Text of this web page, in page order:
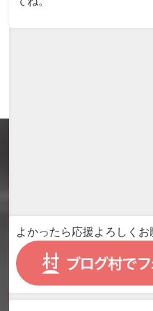
よかったら応援よろしくお